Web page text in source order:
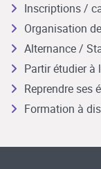
Inscriptions /
Organisation
Alternance /
Partir étudier à
Reprendre ses
Formation à